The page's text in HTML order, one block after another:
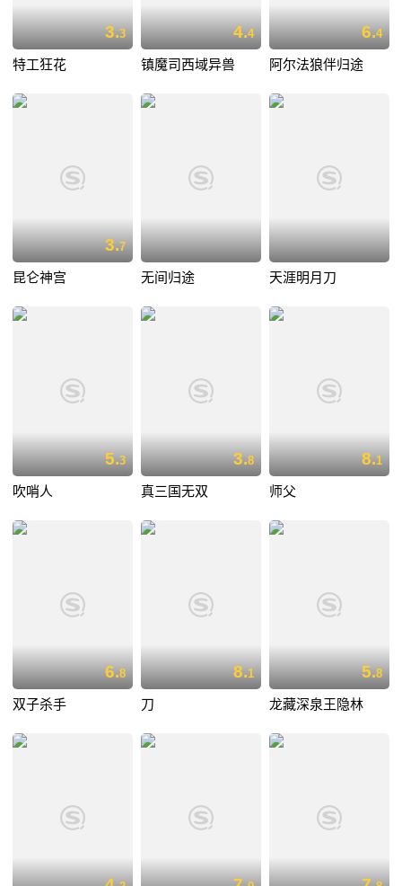
3.3
特工狂花
4.4
镇魔司西域异兽
6.4
阿尔法狼伴归途
3.7
昆仑神宫 无间归途 天涯明月刀
5.3
吹哨人
3.8
真三国无双
8.1
师父
6.8
双子杀手
8.1
刀
5.8
龙藏深泉王隐林